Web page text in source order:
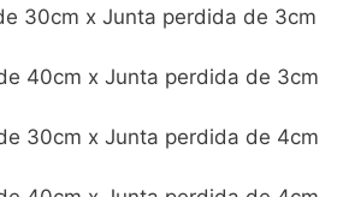
30cm x Junta perdida de 3cm
40cm x Junta perdida de 3cm
30cm x Junta perdida de 4cm